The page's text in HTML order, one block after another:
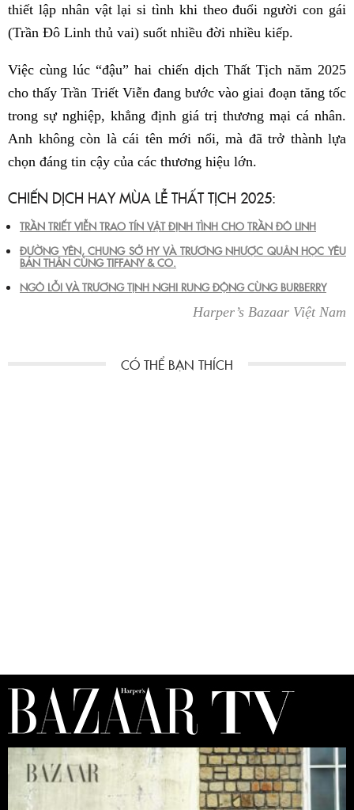
thiết lập nhân vật lại si tình khi theo đuổi người con gái
(Trần Đô Linh thủ vai) suốt nhiều đời nhiều kiếp.
Việc cùng lúc “đậu” hai chiến dịch Thất Tịch năm 2025
cho thấy Trần Triết Viễn đang bước vào giai đoạn tăng tốc
trong sự nghiệp, khẳng định giá trị thương mại cá nhân.
Anh không còn là cái tên mới nổi, mà đã trở thành lựa
chọn đáng tin cậy của các thương hiệu lớn.
CHIẾN DỊCH HAY MÙA LỄ THẤT TỊCH 2025:
TRẦN TRIẾT VIỄN TRAO TÍN VẬT ĐỊNH TÌNH CHO TRẦN ĐÔ LINH
ĐƯỜNG YÊN, CHUNG SỞ HY VÀ TRƯƠNG NHƯỢC QUÂN HỌC YÊU
BẢN THÂN CÙNG TIFFANY & CO.
NGÔ LỖI VÀ TRƯƠNG TỊNH NGHI RUNG ĐỘNG CÙNG BURBERRY
Harper’s Bazaar Việt Nam